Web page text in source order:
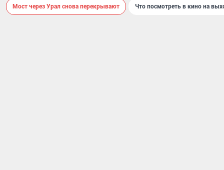
Мост через Урал снова перекрывают Что посмотреть в кино на